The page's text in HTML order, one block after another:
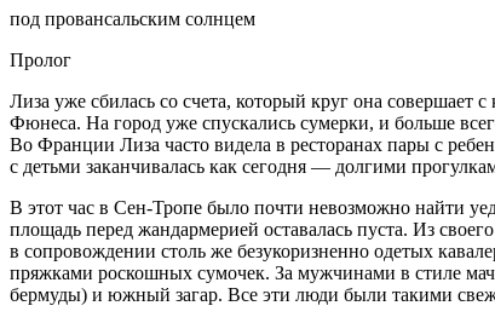
под провансальским солнцем
Пролог
Лиза уже сбилась со счета, который круг она
Фюнеса. На город уже спускались сумерки, и больше
Во Франции Лиза часто видела в ресторанах пары с
с детьми заканчивалась как сегодня — долгими
В этот час в Сен-Тропе было почти невозможно найти
площадь перед жандармерией оставалась пуста. Из
в сопровождении столь же безукоризненно одетых
пряжками роскошных сумочек. За мужчинами в стиле
бермуды) и южный загар. Все эти люди были такими